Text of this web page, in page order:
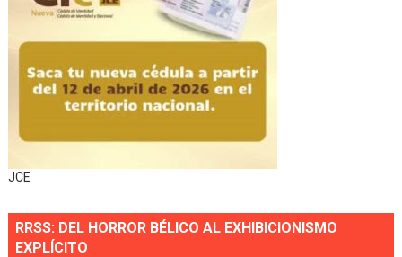
JCE
RRSS: DEL HORROR BÉLICO AL EXHIBICIONISMO
EXPLÍCITO